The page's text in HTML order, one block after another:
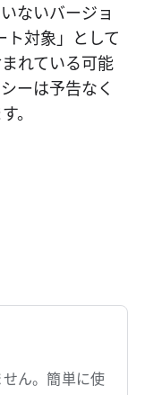
ないバージョ
ト対象」として
れている可能
ーは予告なく
。
ん。簡単に使